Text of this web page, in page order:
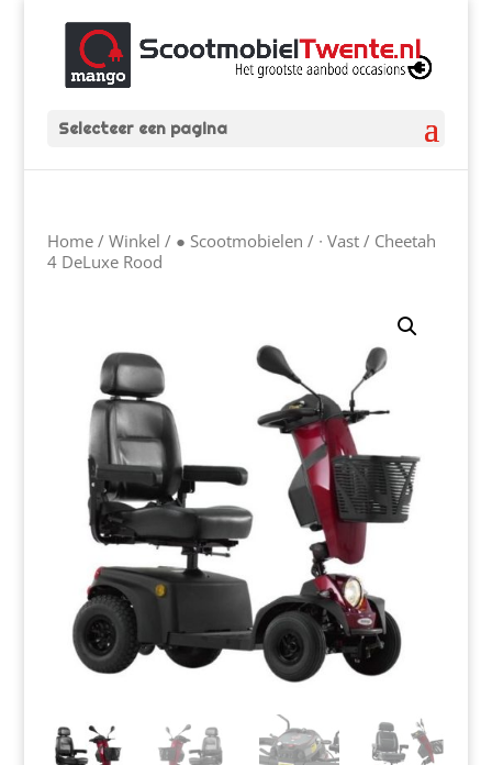
Selecteer een pagina
Home/ Winkel / ● Scootmobielen / ∙ Vast/ Cheetah
4 DeLuxe Rood